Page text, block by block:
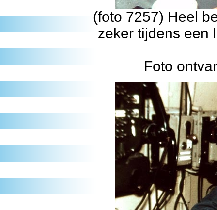
(foto 7257) Heel
zeker tijdens een
Foto